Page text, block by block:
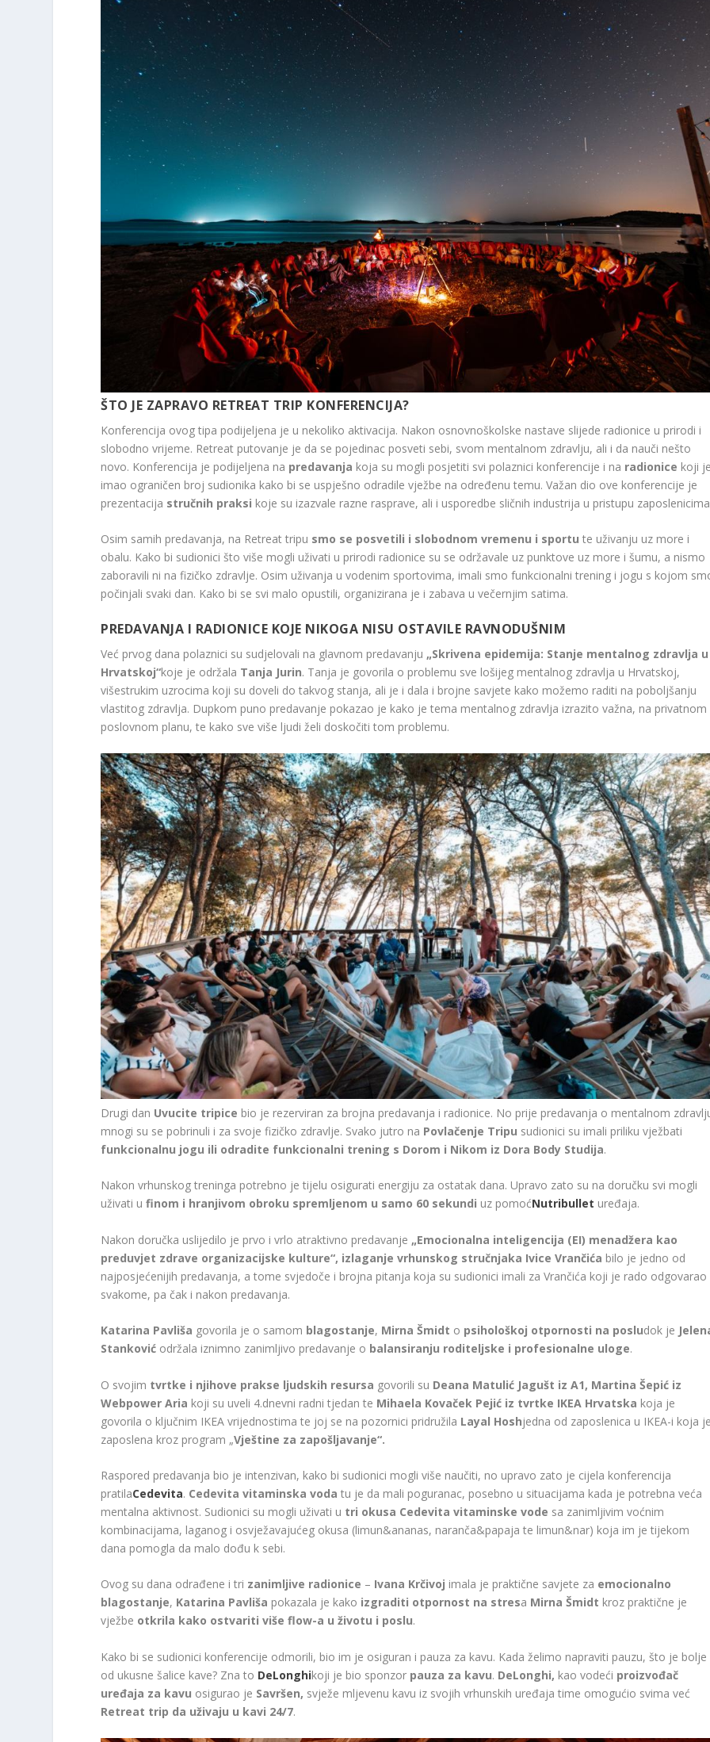
ŠTO JE ZAPRAVO RETREAT TRIP KONFERENCIJA?
Konferencija ovog tipa podijeljena je u nekoliko aktivacija. Nakon osnovnoškolske nastave slijede radionice u prirodi i
slobodno vrijeme. Retreat putovanje je da se pojedinac posveti sebi, svom mentalnom zdravlju, ali i da nauči nešto
novo. Konferencija je podijeljena na predavanja koja su mogli posjetiti svi polaznici konferencije i na radionice koji
imao ograničen broj sudionika kako bi se uspješno odradile vježbe na određenu temu. Važan dio ove konferencije je
prezentacija stručnih praksi koje su izazvale razne rasprave, ali i usporedbe sličnih industrija u pristupu
Osim samih predavanja, na Retreat tripu smo se posvetili i slobodnom vremenu i sportu te uživanju uz more i
obalu. Kako bi sudionici što više mogli uživati ​​u prirodi radionice su se održavale uz punktove uz more i šumu, a nismo
zaboravili ni na fizičko zdravlje. Osim uživanja u vodenim sportovima, imali smo funkcionalni trening i jogu s kojom
počinjali svaki dan. Kako bi se svi malo opustili, organizirana je i zabava u večernjim satima.
PREDAVANJA I RADIONICE KOJE NIKOGA NISU OSTAVILE RAVNODUŠNIM
Već prvog dana polaznici su sudjelovali na glavnom predavanju „Skrivena epidemija: Stanje mentalnog zdravlja u
Hrvatskoj“koje je održala Tanja Jurin. Tanja je govorila o problemu sve lošijeg mentalnog zdravlja u Hrvatskoj,
višestrukim uzrocima koji su doveli do takvog stanja, ali je i dala i brojne savjete kako možemo raditi na poboljšanju
vlastitog zdravlja. Dupkom puno predavanje pokazao je kako je tema mentalnog zdravlja izrazito važna, na privatnom
poslovnom planu, te kako sve više ljudi želi doskočiti tom problemu.
Drugi dan Uvucite tripice bio je rezerviran za brojna predavanja i radionice. No prije predavanja o mentalnom
mnogi su se pobrinuli i za svoje fizičko zdravlje. Svako jutro na Povlačenje Tripu sudionici su imali priliku vježbati
funkcionalnu jogu ili odradite funkcionalni trening s Dorom i Nikom iz Dora Body Studija.
Nakon vrhunskog treninga potrebno je tijelu osigurati energiju za ostatak dana. Upravo zato su na doručku svi mogli
uživati ​​u finom i hranjivom obroku spremljenom u samo 60 sekundi uz pomoćNutribullet uređaja.
Nakon doručka uslijedilo je prvo i vrlo atraktivno predavanje „Emocionalna inteligencija (EI) menadžera kao
preduvjet zdrave organizacijske kulture“, izlaganje vrhunskog stručnjaka Ivice Vrančića bilo je jedno od
najposjećenijih predavanja, a tome svjedoče i brojna pitanja koja su sudionici imali za Vrančića koji je rado odgovarao
svakome, pa čak i nakon predavanja.
Katarina Pavliša govorila je o samom blagostanje, Mirna Šmidt o psihološkoj otpornosti na posludok je
Stanković održala iznimno zanimljivo predavanje o balansiranju roditeljske i profesionalne uloge.
O svojim tvrtke i njihove prakse ljudskih resursa govorili su Deana Matulić Jagušt iz A1, Martina Šepić iz
Webpower Aria koji su uveli 4.dnevni radni tjedan te Mihaela Kovaček Pejić iz tvrtke IKEA Hrvatska koja je
govorila o ključnim IKEA vrijednostima te joj se na pozornici pridružila Layal Hoshjedna od zaposlenica u IKEA-i koja
zaposlena kroz program „Vještine za zapošljavanje“.
Raspored predavanja bio je intenzivan, kako bi sudionici mogli više naučiti, no upravo zato je cijela konferencija
pratilaCedevita. Cedevita vitaminska voda tu je da mali poguranac, posebno u situacijama kada je potrebna veća
mentalna aktivnost. Sudionici su mogli uživati ​​u tri okusa Cedevita vitaminske vode sa zanimljivim voćnim
kombinacijama, laganog i osvježavajućeg okusa (limun&ananas, naranča&papaja te limun&nar) koja im je tijekom
dana pomogla da malo dođu k sebi.
Ovog su dana odrađene i tri zanimljive radionice – Ivana Krčivoj imala je praktične savjete za emocionalno
blagostanje, Katarina Pavliša pokazala je kako izgraditi otpornost na stresa Mirna Šmidt kroz praktične je
vježbe otkrila kako ostvariti više flow-a u životu i poslu.
Kako bi se sudionici konferencije odmorili, bio im je osiguran i pauza za kavu. Kada želimo napraviti pauzu, što je bolje
od ukusne šalice kave? Zna to DeLonghikoji je bio sponzor pauza za kavu. DeLonghi, kao vodeći proizvođač
uređaja za kavu osigurao je Savršen, svježe mljevenu kavu iz svojih vrhunskih uređaja time omogućio svima već
Retreat trip da uživaju u kavi 24/7.